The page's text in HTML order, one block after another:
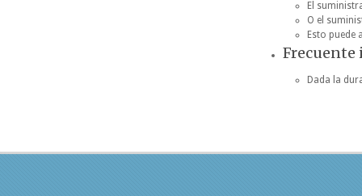
El
O el
Esto puede
Frecuente
Dada la